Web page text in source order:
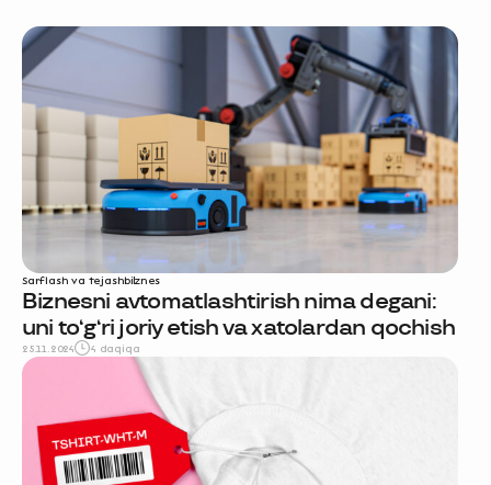
Sarflash va tejashbiznes
Biznesni avtomatlashtirish nima degani:
uni to‘g‘ri joriy etish va xatolardan qochish
25.11.2024 4 daqiqa